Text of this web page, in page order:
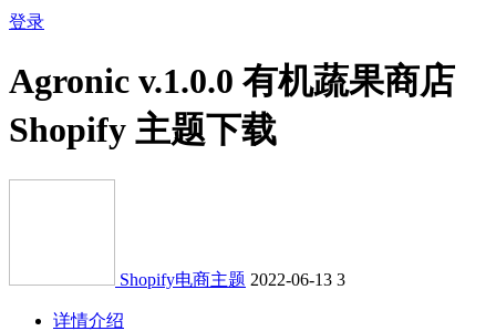
登录
Agronic v.1.0.0 有机蔬果商店
Shopify 主题下载
Shopify电商主题 2022-06-13 3
详情介绍